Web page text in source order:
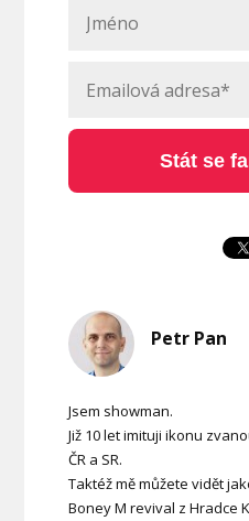
Stát se
Petr Pan
Jsem showman.
Již 10 let imituji ikonu
ČR a SR.
Taktéž mě můžete vidět
Boney M revival z Hradce